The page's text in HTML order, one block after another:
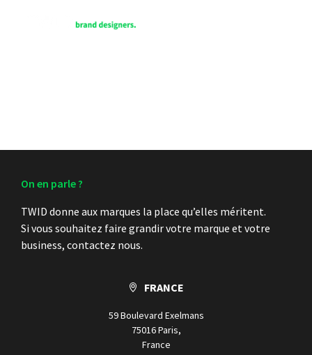
On en parle ?
TWID donne aux marques la place qu’elles méritent.
Si vous souhaitez faire grandir votre marque et votre
business, contactez nous.
FRANCE
59 Boulevard Exelmans
75016 Paris,
France